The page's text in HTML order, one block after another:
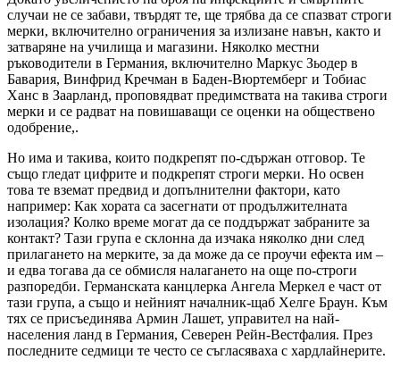
случаи не се забави, твърдят те, ще трябва да се спазват строги
мерки, включително ограничения за излизане навън, както и
затваряне на училища и магазини. Няколко местни
ръководители в Германия, включително Маркус Зьодер в
Бавария, Винфрид Кречман в Баден-Вюртемберг и Тобиас
Ханс в Заарланд, проповядват предимствата на такива строги
мерки и се радват на повишаващи се оценки на обществено
одобрение,.
Но има и такива, които подкрепят по-сдържан отговор. Те
също гледат цифрите и подкрепят строги мерки. Но освен
това те вземат предвид и допълнителни фактори, като
например: Как хората са засегнати от продължителната
изолация? Колко време могат да се поддържат забраните за
контакт? Тази група е склонна да изчака няколко дни след
прилагането на мерките, за да може да се проучи ефекта им –
и едва тогава да се обмисля налагането на още по-строги
разпоредби. Германската канцлерка Ангела Меркел е част от
тази група, а също и нейният началник-щаб Хелге Браун. Към
тях се присъединява Армин Лашет, управител на най-
населения ланд в Германия, Северен Рейн-Вестфалия. През
последните седмици те често се съгласяваха с хардлайнерите.